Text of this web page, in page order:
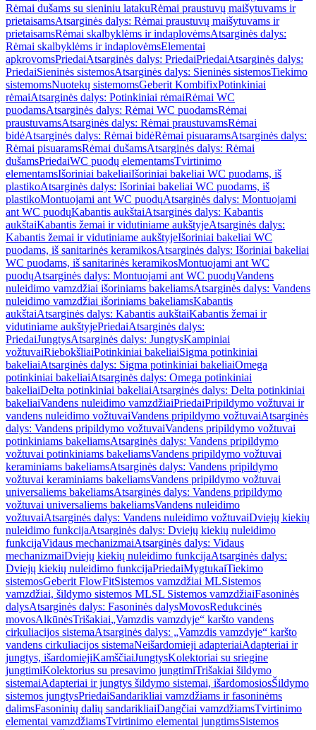
Rėmai dušams su sieniniu latakuRėmai praustuvų maišytuvams ir
prietaisamsAtsarginės dalys: Rėmai praustuvų maišytuvams ir
prietaisamsRėmai skalbyklėms ir indaplovėmsAtsarginės dalys:
Rėmai skalbyklėms ir indaplovėmsElementai
apkrovomsPriedaiAtsarginės dalys: PriedaiPriedaiAtsarginės dalys:
PriedaiSieninės sistemosAtsarginės dalys: Sieninės sistemosTiekimo
sistemomsNuotekų sistemomsGeberit KombifixPotinkiniai
rėmaiAtsarginės dalys: Potinkiniai rėmaiRėmai WC
puodamsAtsarginės dalys: Rėmai WC puodamsRėmai
praustuvamsAtsarginės dalys: Rėmai praustuvamsRėmai
bidėAtsarginės dalys: Rėmai bidėRėmai pisuaramsAtsarginės dalys:
Rėmai pisuaramsRėmai dušamsAtsarginės dalys: Rėmai
dušamsPriedaiWC puodų elementamsTvirtinimo
elementamsIšoriniai bakeliaiIšoriniai bakeliai WC puodams, iš
plastikoAtsarginės dalys: Išoriniai bakeliai WC puodams, iš
plastikoMontuojami ant WC puodųAtsarginės dalys: Montuojami
ant WC puodųKabantis aukštaiAtsarginės dalys: Kabantis
aukštaiKabantis žemai ir vidutiniame aukštyjeAtsarginės dalys:
Kabantis žemai ir vidutiniame aukštyjeIšoriniai bakeliai WC
puodams, iš sanitarinės keramikosAtsarginės dalys: Išoriniai bakeliai
WC puodams, iš sanitarinės keramikosMontuojami ant WC
puodųAtsarginės dalys: Montuojami ant WC puodųVandens
nuleidimo vamzdžiai išoriniams bakeliamsAtsarginės dalys: Vandens
nuleidimo vamzdžiai išoriniams bakeliamsKabantis
aukštaiAtsarginės dalys: Kabantis aukštaiKabantis žemai ir
vidutiniame aukštyjePriedaiAtsarginės dalys:
PriedaiJungtysAtsarginės dalys: JungtysKampiniai
vožtuvaiRiebokšliaiPotinkiniai bakeliaiSigma potinkiniai
bakeliaiAtsarginės dalys: Sigma potinkiniai bakeliaiOmega
potinkiniai bakeliaiAtsarginės dalys: Omega potinkiniai
bakeliaiDelta potinkiniai bakeliaiAtsarginės dalys: Delta potinkiniai
bakeliaiVandens nuleidimo vamzdžiaiPriedaiPripildymo vožtuvai ir
vandens nuleidimo vožtuvaiVandens pripildymo vožtuvaiAtsarginės
dalys: Vandens pripildymo vožtuvaiVandens pripildymo vožtuvai
potinkiniams bakeliamsAtsarginės dalys: Vandens pripildymo
vožtuvai potinkiniams bakeliamsVandens pripildymo vožtuvai
keraminiams bakeliamsAtsarginės dalys: Vandens pripildymo
vožtuvai keraminiams bakeliamsVandens pripildymo vožtuvai
universaliems bakeliamsAtsarginės dalys: Vandens pripildymo
vožtuvai universaliems bakeliamsVandens nuleidimo
vožtuvaiAtsarginės dalys: Vandens nuleidimo vožtuvaiDviejų kiekių
nuleidimo funkcijaAtsarginės dalys: Dviejų kiekių nuleidimo
funkcijaVidaus mechanizmaiAtsarginės dalys: Vidaus
mechanizmaiDviejų kiekių nuleidimo funkcijaAtsarginės dalys:
Dviejų kiekių nuleidimo funkcijaPriedaiMygtukaiTiekimo
sistemosGeberit FlowFitSistemos vamzdžiai MLSistemos
vamzdžiai, šildymo sistemos MLSL Sistemos vamzdžiaiFasoninės
dalysAtsarginės dalys: Fasoninės dalysMovosRedukcinės
movosAlkūnėsTrišakiai„Vamzdis vamzdyje“ karšto vandens
cirkuliacijos sistemaAtsarginės dalys: „Vamzdis vamzdyje“ karšto
vandens cirkuliacijos sistemaNeišardomieji adapteriaiAdapteriai ir
jungtys, išardomiejiKamščiaiJungtysKolektoriai su sriegine
jungtimiKolektorius su presavimo jungtimiTrišakiai šildymo
sistemaiAdapteriai ir jungtys šildymo sistemai, išardomosiosŠildymo
sistemos jungtysPriedaiSandarikliai vamzdžiams ir fasoninėms
dalimsFasoninių dalių sandarikliaiDangčiai vamzdžiamsTvirtinimo
elementai vamzdžiamsTvirtinimo elementai jungtimsSistemos